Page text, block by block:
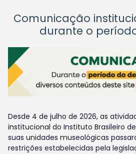
Comunicação
durante o
Desde 4 de julho de 2026, as
institucional do Instituto Brasileiro
suas unidades museológicas
restrições estabelecidas pela